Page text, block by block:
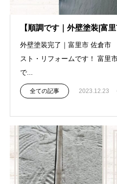
【順調です｜外壁塗装|富里
外壁塗装完了｜富里市 佐倉市
スト・リフォームです！ 富里
で...
全ての記事 2023.12.23